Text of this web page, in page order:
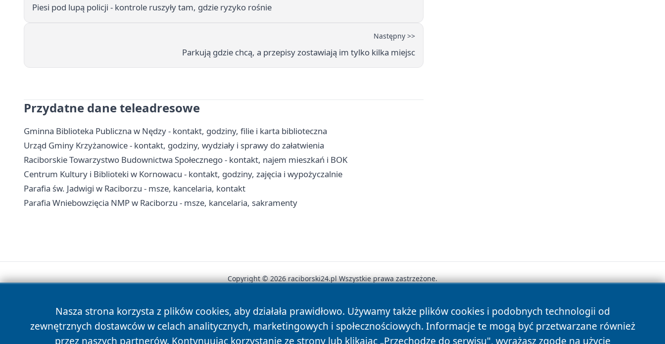
Piesi pod lupą policji - kontrole ruszyły tam, gdzie ryzyko rośnie
Następny >>
Parkują gdzie chcą, a przepisy zostawiają im tylko kilka miejsc
Przydatne dane teleadresowe
Gminna Biblioteka Publiczna w Nędzy - kontakt, godziny, filie i karta biblioteczna
Urząd Gminy Krzyżanowice - kontakt, godziny, wydziały i sprawy do załatwienia
Raciborskie Towarzystwo Budownictwa Społecznego - kontakt, najem mieszkań i BOK
Centrum Kultury i Biblioteki w Kornowacu - kontakt, godziny, zajęcia i wypożyczalnie
Parafia św. Jadwigi w Raciborzu - msze, kancelaria, kontakt
Parafia Wniebowzięcia NMP w Raciborzu - msze, kancelaria, sakramenty
Nasza strona korzysta z plików cookies, aby działała prawidłowo. Używamy także plików cookies i podobnych technologii od
zewnętrznych dostawców w celach analitycznych, marketingowych i społecznościowych. Informacje te mogą być przetwarzane również
przez naszych partnerów. Kontynuując korzystanie ze strony lub klikając „Przechodzę do serwisu", wyrażasz zgodę na użycie
Copyright © 2026 raciborski24.pl Wszystkie prawa zastrzeżone.
News Autorzy Polityka Prywatności Polityka Cookies